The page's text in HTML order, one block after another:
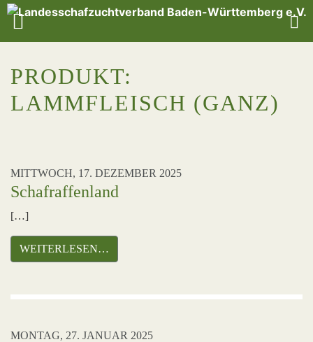
PRODUKT:
LAMMFLEISCH (GANZ)
MITTWOCH, 17. DEZEMBER 2025
Schafraffenland
[…]
WEITERLESEN…
MONTAG, 27. JANUAR 2025